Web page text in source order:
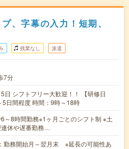
、字幕の入力！短期、
残業なし 派遣
7分
日 シフトフリー大歓迎！！ 【研修日
5日間程度 時間：9時～18時
～8時間勤務※1ヶ月ごとのシフト制 ※土
連休や遅番勤務…
勤務開始月～翌月末 ※延長の可能性あ